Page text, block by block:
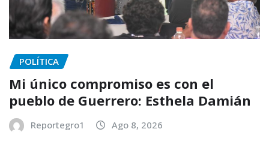
POLÍTICA
Mi único compromiso es con el
pueblo de Guerrero: Esthela Damián
Reportegro1 Ago 8, 2026